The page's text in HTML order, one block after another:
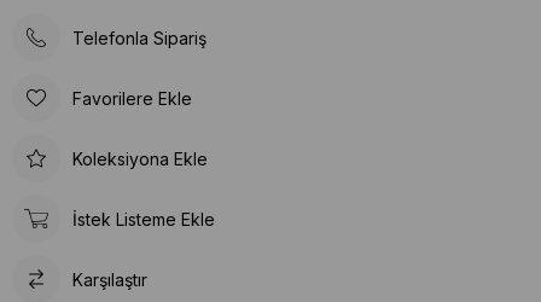
Telefonla Sipariş
Favorilere Ekle
Koleksiyona Ekle
İstek Listeme Ekle
Karşılaştır